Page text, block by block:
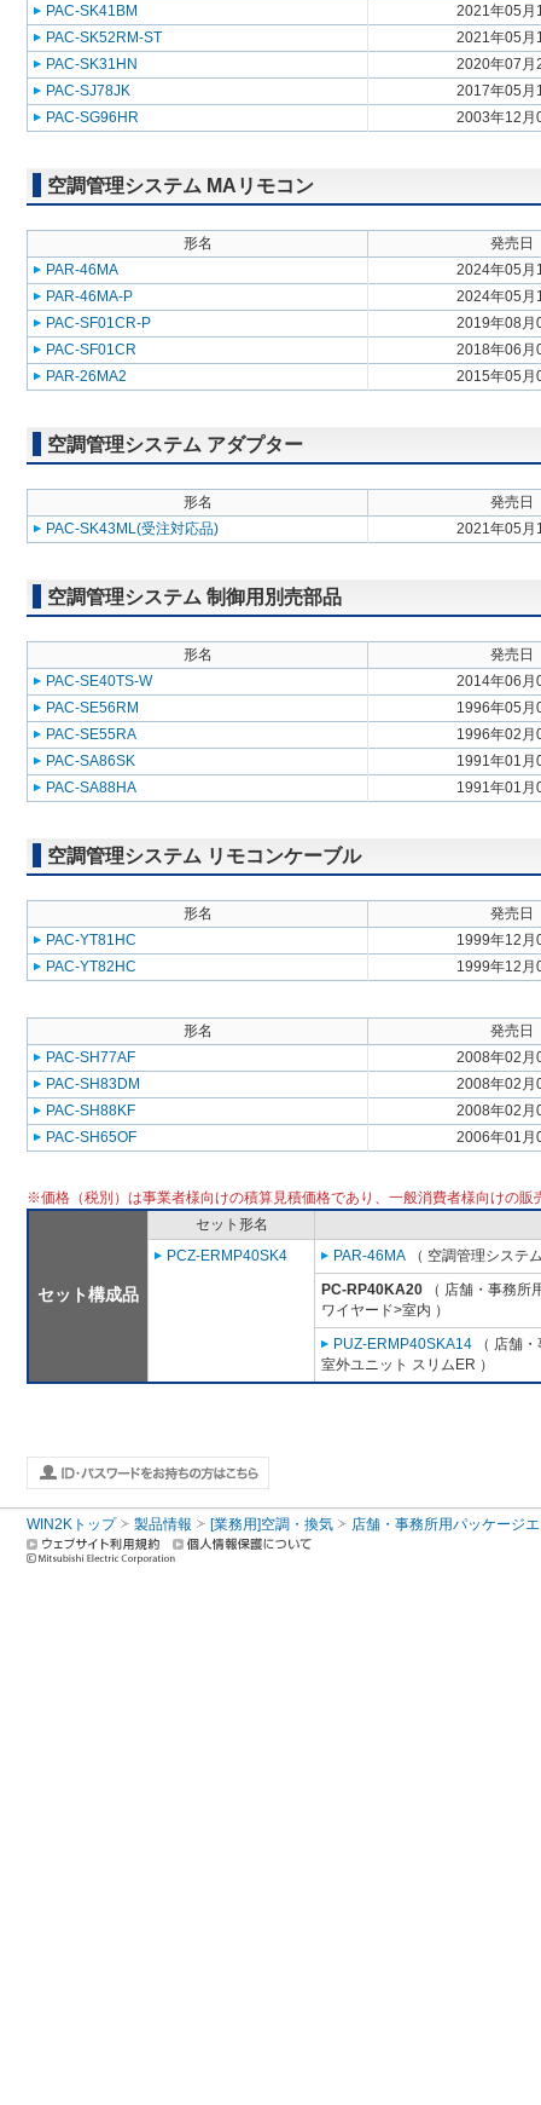
PAC-SK41BM
2021年05月
PAC-SK52RM-ST
2021年05月
PAC-SK31HN
2020年07月
PAC-SJ78JK
2017年05月
PAC-SG96HR
2003年12月
空調管理システム MAリモコン
形名
発売日
PAR-46MA
2024年05月
PAR-46MA-P
2024年05月
PAC-SF01CR-P
2019年08月
PAC-SF01CR
2018年06月
PAR-26MA2
2015年05月
空調管理システム アダプター
形名
発売日
PAC-SK43ML(受注対応品)
2021年05月
空調管理システム 制御用別売部品
形名
発売日
PAC-SE40TS-W
2014年06月
PAC-SE56RM
1996年05月
PAC-SE55RA
1996年02月
PAC-SA86SK
1991年01月
PAC-SA88HA
1991年01月
空調管理システム リモコンケーブル
形名
発売日
PAC-YT81HC
1999年12月
PAC-YT82HC
1999年12月
形名
発売日
PAC-SH77AF
2008年02月
PAC-SH83DM
2008年02月
PAC-SH88KF
2008年02月
PAC-SH65OF
2006年01月
※価格（税別）は事業者様向けの積算見積価格であり、一般消費者様向けの販
セット構成品
セット形名
PCZ-ERMP40SK4
PAR-46MA （ 空調管理システ
PC-RP40KA20 （ 店舗・事務所
ワイヤード>室内 ）
PUZ-ERMP40SKA14 （ 店舗
室外ユニット スリムER ）
WIN2Kトップ 製品情報 [業務用]空調・換気 店舗・事務所用パッケージ